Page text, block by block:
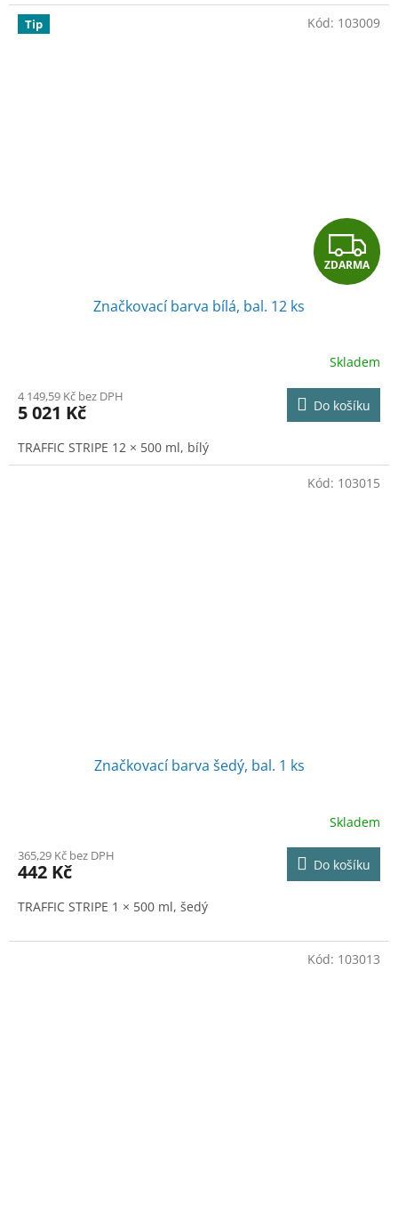
Tip
Z
D
R
M
A
ZDARMA
Značkovací barva bílá, bal. 12 ks
Skladem
4 149,59 Kč bez DPH
5 021 Kč Do košíku
TRAFFIC STRIPE 12 × 500 ml, bílý
Kód: 103009
Značkovací barva šedý, bal. 1 ks
Skladem
365,29 Kč bez DPH
442 Kč Do košíku
TRAFFIC STRIPE 1 × 500 ml, šedý
Kód: 103015
Kód: 103013